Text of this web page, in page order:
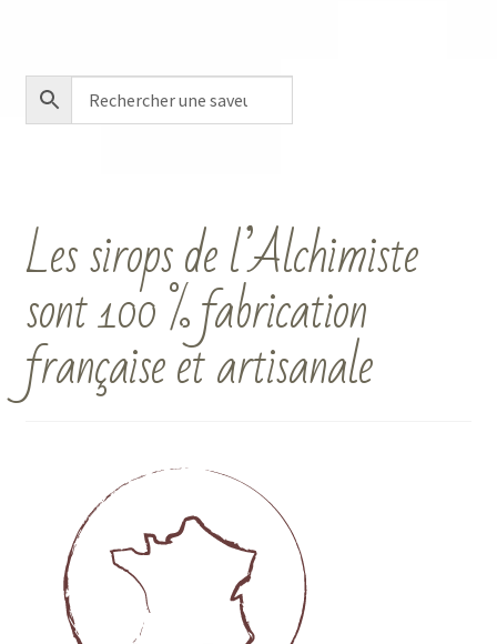
Contact
Les sirops de l’Alchimiste
sont 100 % fabrication
française et artisanale